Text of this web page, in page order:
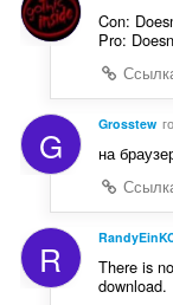
Con:
Pro:
G Grosstew
на
R
There is
download.